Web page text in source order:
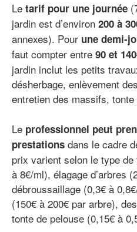
Le tarif pour une journée
jardin est d’environ 200 à
annexes). Pour une demi-
faut compter entre 90 et
jardin inclut les petits
désherbage, enlèvement
entretien des massifs,
Le professionnel peut
prestations dans le cadre
prix varient selon le type
à 8€/ml), élagage d’arbres
débroussaillage (0,3€ à
(150€ à 200€ par arbre),
tonte de pelouse (0,15€ à